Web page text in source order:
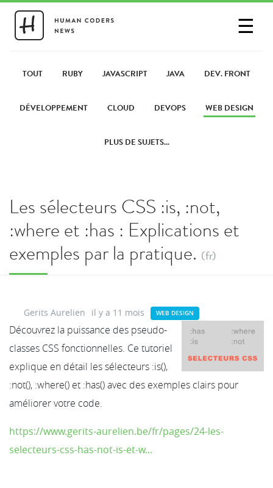
☰
PARTAGER UN LIEN
TOUT RUBY JAVASCRIPT JAVA DEV. FRONT
DÉVELOPPEMENT CLOUD DEVOPS WEB DESIGN
PLUS DE SUJETS...
Les sélecteurs CSS :is, :not,
:where et :has : Explications et
exemples par la pratique. (fr)
Gerits Aurelien il y a 11 mois WEB DESIGN
Découvrez la puissance des pseudo-
classes CSS fonctionnelles. Ce tutoriel
explique en détail les sélecteurs :is(),
:not(), :where() et :has() avec des exemples clairs pour
améliorer votre code.
https://www.gerits-aurelien.be/fr/pages/24-les-
selecteurs-css-has-not-is-et-w...